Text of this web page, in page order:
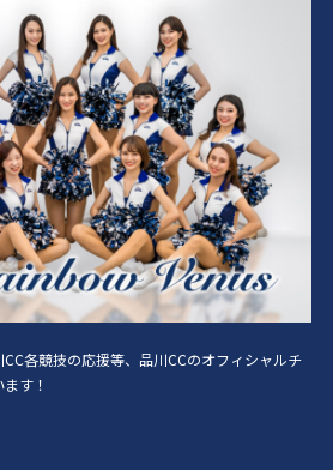
各競技の応援等、品川CCのオフィシャルチ
す！